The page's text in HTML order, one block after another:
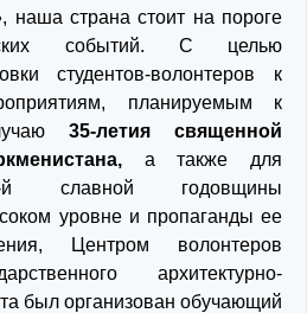
, наша страна стоит на пороге
событий. С целью
студентов-волонтеров к
планируемым к
35-летия священной
а также для
й славной годовщины
уровне и пропаганды ее
Центром волонтеров
архитектурно-
был организован обучающий